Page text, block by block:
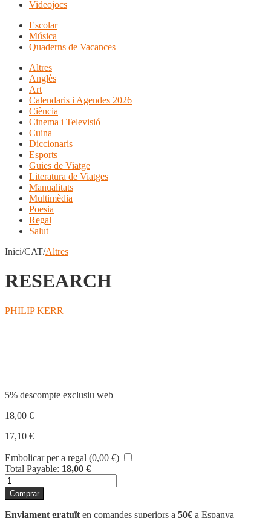
Videojocs
Escolar
Música
Quaderns de Vacances
Altres
Anglès
Art
Calendaris i Agendes 2026
Ciència
Cinema i Televisió
Cuina
Diccionaris
Esports
Guies de Viatge
Literatura de Viatges
Manualitats
Multimèdia
Poesia
Regal
Salut
Inici/CAT/Altres
RESEARCH
PHILIP KERR
5% descompte exclusiu web
18,00 €
17,10 €
Embolicar per a regal (0,00 €)
Total Payable: 18,00 €
quantitat
de
RESEARCH
Comprar
Enviament gratuït en comandes superiors a 50€ a Espanya